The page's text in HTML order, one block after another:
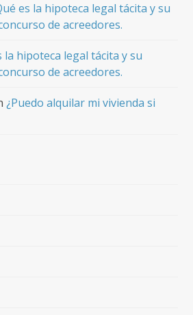
es la hipoteca legal tácita y su
de acreedores.
la hipoteca legal tácita y su
de acreedores.
¿Puedo alquilar mi vivienda si